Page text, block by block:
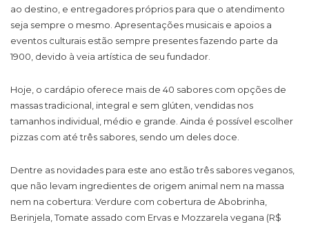
ao destino, e entregadores próprios para que o atendimento
seja sempre o mesmo. Apresentações musicais e apoios a
eventos culturais estão sempre presentes fazendo parte da
1900, devido à veia artística de seu fundador.
Hoje, o cardápio oferece mais de 40 sabores com opções de
massas tradicional, integral e sem glúten, vendidas nos
tamanhos individual, médio e grande. Ainda é possível escolher
pizzas com até três sabores, sendo um deles doce.
Dentre as novidades para este ano estão três sabores veganos,
que não levam ingredientes de origem animal nem na massa
nem na cobertura: Verdure com cobertura de Abobrinha,
Berinjela, Tomate assado com Ervas e Mozzarela vegana (R$